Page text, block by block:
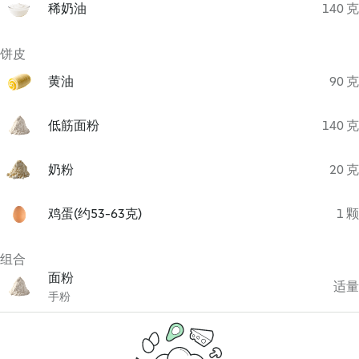
稀奶油 140 克
饼皮
黄油
90 克
低筋面粉 140 克
奶粉 20 克
鸡蛋(约53-63克) 1 颗
组合
面粉
手粉
适量